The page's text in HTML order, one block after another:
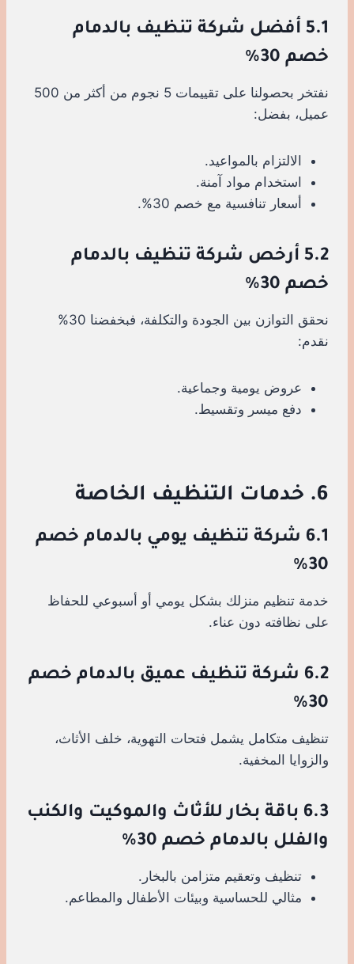
5.1 أفضل شركة تنظيف بالدمام
خصم 30%
نفتخر بحصولنا على تقييمات 5 نجوم من أكثر من 500
عميل، بفضل:
الالتزام بالمواعيد.
استخدام مواد آمنة.
أسعار تنافسية مع خصم 30%.
5.2 أرخص شركة تنظيف بالدمام
خصم 30%
نحقق التوازن بين الجودة والتكلفة، فبخفضنا 30%
نقدم:
عروض يومية وجماعية.
دفع ميسر وتقسيط.
6. خدمات التنظيف الخاصة
6.1 شركة تنظيف يومي بالدمام خصم
30%
خدمة تنظيم منزلك بشكل يومي أو أسبوعي للحفاظ
على نظافته دون عناء.
6.2 شركة تنظيف عميق بالدمام خصم
30%
تنظيف متكامل يشمل فتحات التهوية، خلف الأثاث،
والزوايا المخفية.
6.3 باقة بخار للأثاث والموكيت والكنب
والفلل بالدمام خصم 30%
تنظيف وتعقيم متزامن بالبخار.
مثالي للحساسية وبيئات الأطفال والمطاعم.